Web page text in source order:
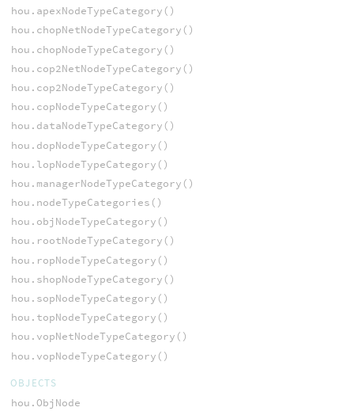
hou.apexNodeTypeCategory()
hou.chopNetNodeTypeCategory()
hou.chopNodeTypeCategory()
hou.cop2NetNodeTypeCategory()
hou.cop2NodeTypeCategory()
hou.copNodeTypeCategory()
hou.dataNodeTypeCategory()
hou.dopNodeTypeCategory()
hou.lopNodeTypeCategory()
hou.managerNodeTypeCategory()
hou.nodeTypeCategories()
hou.objNodeTypeCategory()
hou.rootNodeTypeCategory()
hou.ropNodeTypeCategory()
hou.shopNodeTypeCategory()
hou.sopNodeTypeCategory()
hou.topNodeTypeCategory()
hou.vopNetNodeTypeCategory()
hou.vopNodeTypeCategory()
OBJECTS
hou.ObjNode